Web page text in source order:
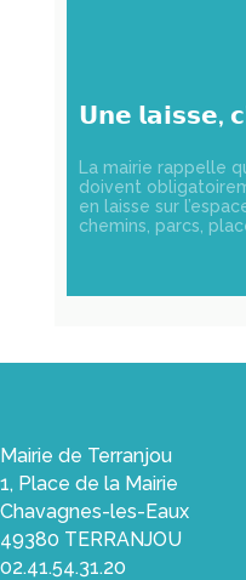
𝗨𝗻𝗲 𝗹𝗮𝗶𝘀𝘀𝗲,
La mairie rappelle
doivent
en laisse sur
chemins, parcs,
Mairie de Terranjou
1, Place de la Mairie
Chavagnes-les-Eaux
49380 TERRANJOU
02.41.54.31.20